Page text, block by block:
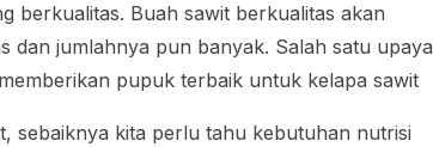
berkualitas. Buah sawit berkualitas akan
dan jumlahnya pun banyak. Salah satu upaya
pupuk terbaik untuk kelapa sawit
sebaiknya kita perlu tahu kebutuhan nutrisi